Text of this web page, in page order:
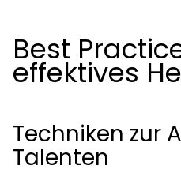
Best
effektives
Techniken zur
Talenten